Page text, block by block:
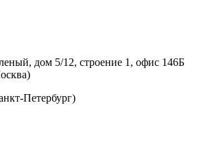
дом 5/12, строение 1, офис 146Б
Петербург)